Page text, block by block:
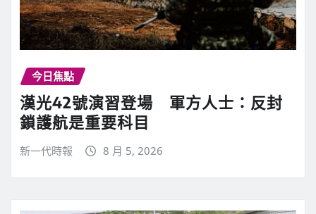
今日焦點
漢光42號演習登場 軍方人士：反封
鎖護航是重要科目
新一代時報 8 月 5, 2026